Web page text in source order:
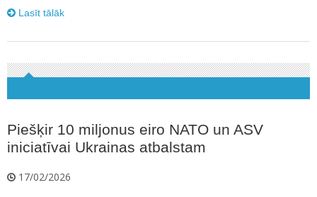
Lasīt tālāk
Piešķir 10 miljonus eiro NATO un ASV
iniciatīvai Ukrainas atbalstam
17/02/2026